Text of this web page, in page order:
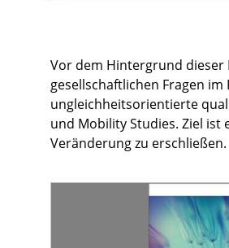
Vor dem Hintergrund dieser
gesellschaftlichen Fragen
ungleichheitsorientierte
und Mobility Studies. Ziel ist
Veränderung zu erschließen.